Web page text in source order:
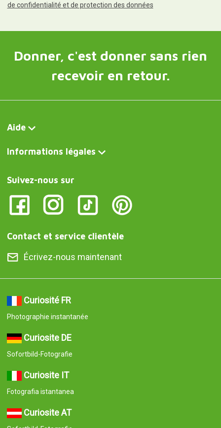
de confidentialité et de protection des données
Donner, c'est donner sans rien
recevoir en retour.
Aide
Informations légales
Suivez-nous sur
Contact et service clientèle
Écrivez-nous maintenant
Curiosité FR
Photographie instantanée
Curiosite DE
Sofortbild-Fotografie
Curiosite IT
Fotografia istantanea
Curiosite AT